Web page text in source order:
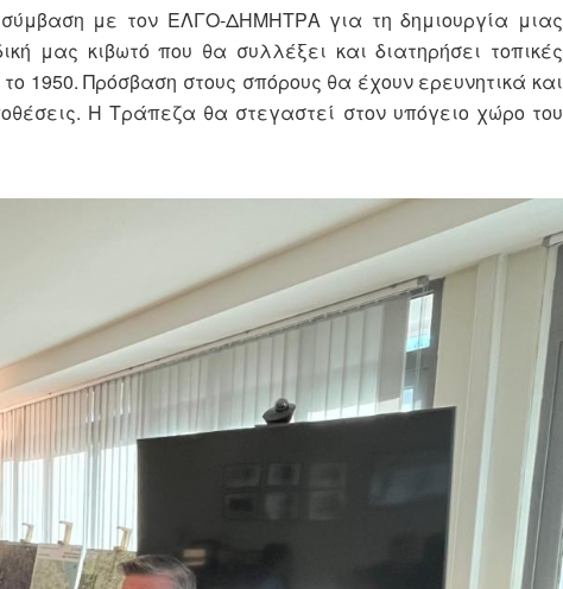
με τον ΕΛΓΟ-ΔΗΜΗΤΡΑ για τη δημιουργία μιας
μας κιβωτό που θα συλλέξει και διατηρήσει τοπικές
1950. Πρόσβαση στους σπόρους θα έχουν ερευνητικά και
Η Τράπεζα θα στεγαστεί στον υπόγειο χώρο του